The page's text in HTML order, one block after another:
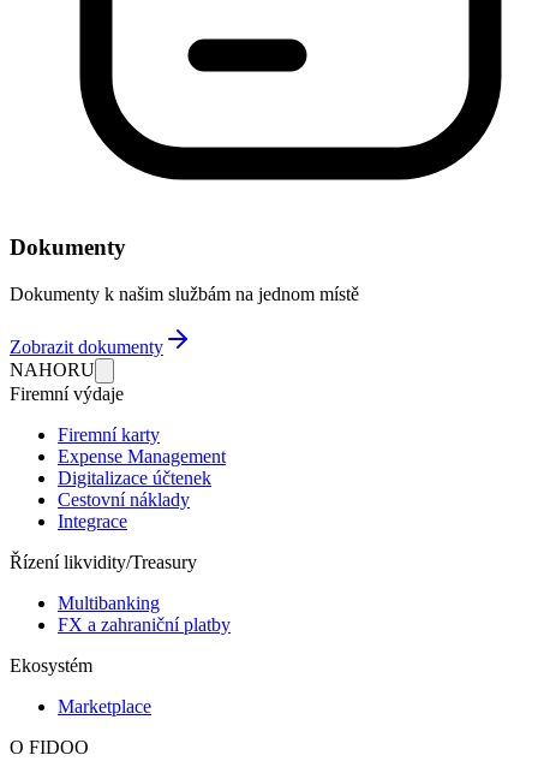
Dokumenty
Dokumenty k našim službám na jednom místě
Zobrazit dokumenty
NAHORU
Firemní výdaje
Firemní karty
Expense Management
Digitalizace účtenek
Cestovní náklady
Integrace
Řízení likvidity/Treasury
Multibanking
FX a zahraniční platby
Ekosystém
Marketplace
O FIDOO